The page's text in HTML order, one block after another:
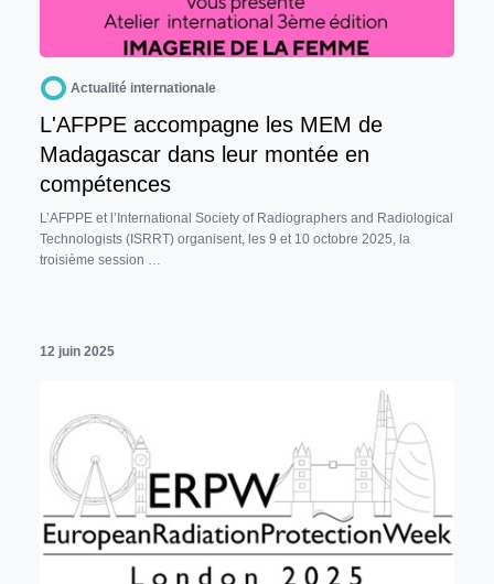
Actualité internationale
L'AFPPE accompagne les MEM de
Madagascar dans leur montée en
compétences
L’AFPPE et l’International Society of Radiographers and Radiological
Technologists (ISRRT) organisent, les 9 et 10 octobre 2025, la
troisième session …
12 juin 2025